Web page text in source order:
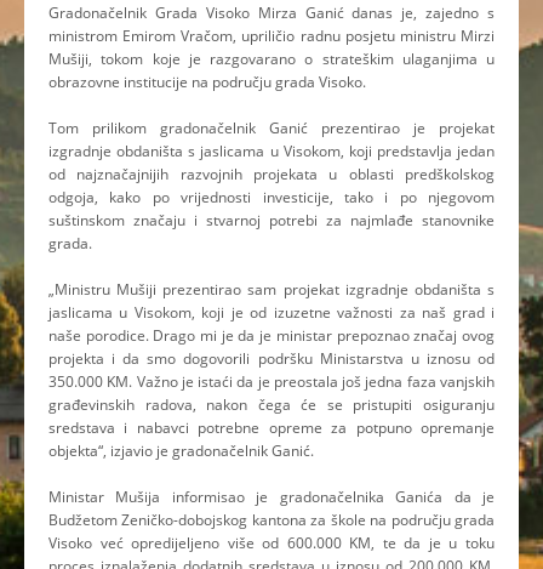
Gradonačelnik Grada Visoko Mirza Ganić danas je, zajedno s
ministrom Emirom Vračom, upriličio radnu posjetu ministru Mirzi
Mušiji, tokom koje je razgovarano o strateškim ulaganjima u
obrazovne institucije na području grada Visoko.
Tom prilikom gradonačelnik Ganić prezentirao je projekat
izgradnje obdaništa s jaslicama u Visokom, koji predstavlja jedan
od najznačajnijih razvojnih projekata u oblasti predškolskog
odgoja, kako po vrijednosti investicije, tako i po njegovom
suštinskom značaju i stvarnoj potrebi za najmlađe stanovnike
grada.
„Ministru Mušiji prezentirao sam projekat izgradnje obdaništa s
jaslicama u Visokom, koji je od izuzetne važnosti za naš grad i
naše porodice. Drago mi je da je ministar prepoznao značaj ovog
projekta i da smo dogovorili podršku Ministarstva u iznosu od
350.000 KM. Važno je istaći da je preostala još jedna faza vanjskih
građevinskih radova, nakon čega će se pristupiti osiguranju
sredstava i nabavci potrebne opreme za potpuno opremanje
objekta“, izjavio je gradonačelnik Ganić.
Ministar Mušija informisao je gradonačelnika Ganića da je
Budžetom Zeničko-dobojskog kantona za škole na području grada
Visoko već opredijeljeno više od 600.000 KM, te da je u toku